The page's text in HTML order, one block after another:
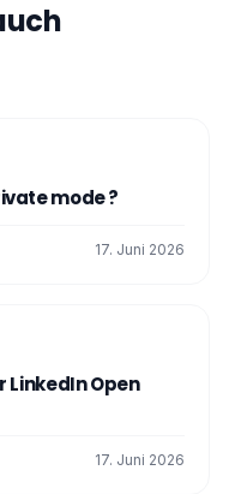
mode ?
17. Juni 2026
LinkedIn Open
17. Juni 2026